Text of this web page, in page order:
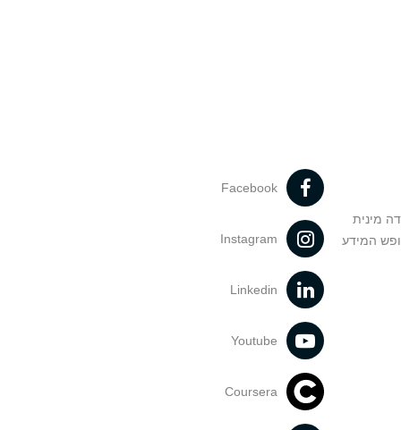
מינית
המידע
Facebook
Instagram
Linkedin
Youtube
Coursera